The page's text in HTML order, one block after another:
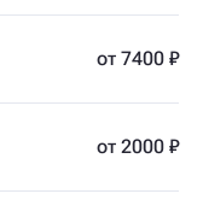
от 7400 ₽
от 2000 ₽